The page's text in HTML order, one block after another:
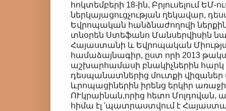
հոկտեմբերի 18-ին, Բրյուսելում ԵՄ-
ներկայացուցչության ղեկավար,
Եվրոպական հանձնաժողովի
տնօրեն Ստեֆանո Մանսերվիսին
Հայաստանի և Եվրոպական
համաձայնագիր, ըստ որի 2013
աշխարհամասի բնակիչներին հարկ
դեսպանատներից մուտքի
ևրոպացիներին իրենց երկիր
ՈՒկրաինան,որից հետո
հիմա էլ 'պատրաստվում է